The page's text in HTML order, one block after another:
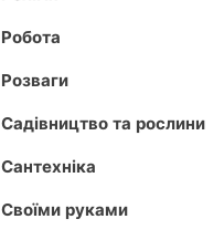
Робота
Розваги
Садівництво та рослини
Сантехніка
Своїми руками